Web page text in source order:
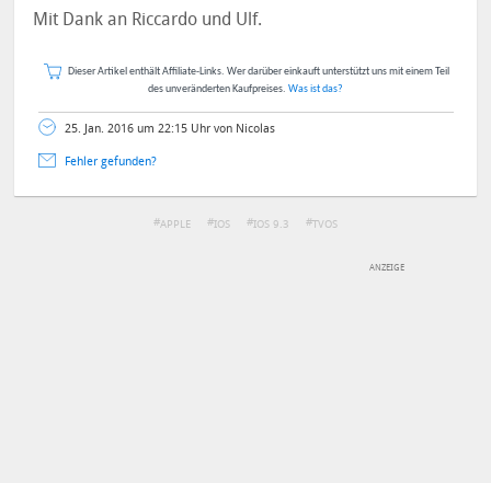
Mit Dank an Riccardo und Ulf.
Dieser Artikel enthält Affiliate-Links. Wer darüber einkauft unterstützt uns mit einem Teil
des unveränderten Kaufpreises. Was ist das?
25. Jan. 2016 um 22:15 Uhr von Nicolas
Fehler gefunden?
APPLE IOS IOS 9.3 TVOS